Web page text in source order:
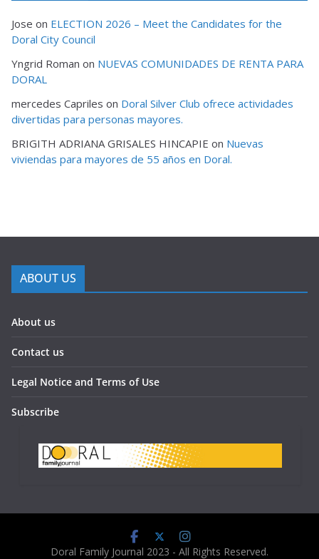
Jose on ELECTION 2026 – Meet the Candidates for the
Doral City Council
Yngrid Roman on NUEVAS COMUNIDADES DE RENTA PARA
DORAL
mercedes Capriles on Doral Silver Club ofrece actividades
divertidas para personas mayores.
BRIGITH ADRIANA GRISALES HINCAPIE on Nuevas
viviendas para mayores de 55 años en Doral.
ABOUT US
About us
Contact us
Legal Notice and Terms of Use
Subscribe
Doral Family Journal 2023 - All Rights Reserved.